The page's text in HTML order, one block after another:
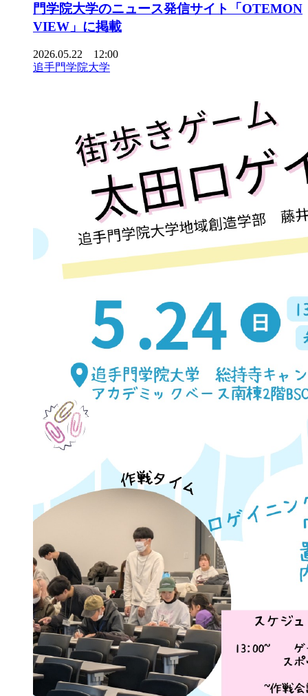
門学院大学のニュース発信サイト「OTEMON
VIEW」に掲載
2026.05.22 12:00
追手門学院大学